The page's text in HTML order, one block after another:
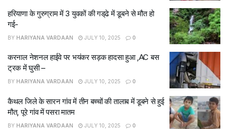
हरियाणा के गुरुग्राम में 3 युवकों की गड्‌ढे में डूबने से मौत हो
गई-
BY HARIYANA VARDAAN JULY 10, 2025 0
करनाल नेशनल हाईवे पर भयंकर सड़क हादसा हुआ ,AC बस
ट्रक में घुसी –
BY HARIYANA VARDAAN JULY 10, 2025 0
कैथल जिले के सारन गांव में तीन बच्चों की तालाब में डूबने से हुई
मौत, पूरे गांव में पसरा मातम
BY HARIYANA VARDAAN JULY 10, 2025 0